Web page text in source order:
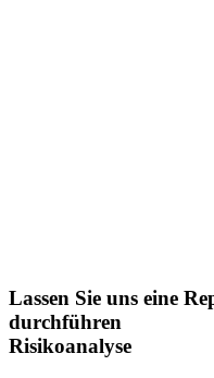
Lassen Sie uns eine
durchführen
Risikoanalyse